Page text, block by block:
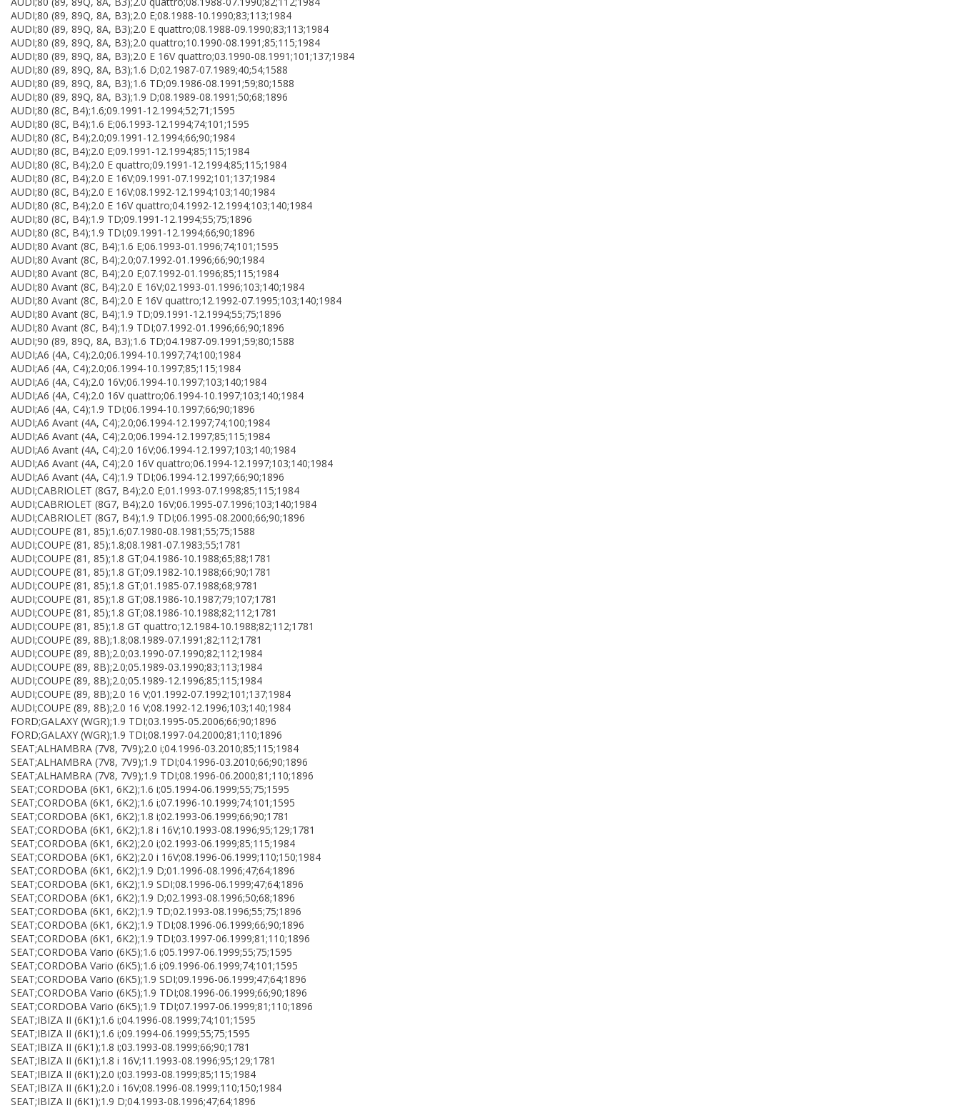
AUDI;80 (89, 89Q, 8A, B3);2.0 E;08.1988-10.1990;83;113;1984
AUDI;80 (89, 89Q, 8A, B3);2.0 E quattro;08.1988-09.1990;83;113;1984
AUDI;80 (89, 89Q, 8A, B3);2.0 quattro;10.1990-08.1991;85;115;1984
AUDI;80 (89, 89Q, 8A, B3);2.0 E 16V quattro;03.1990-08.1991;101;137;1984
AUDI;80 (89, 89Q, 8A, B3);1.6 D;02.1987-07.1989;40;54;1588
AUDI;80 (89, 89Q, 8A, B3);1.6 TD;09.1986-08.1991;59;80;1588
AUDI;80 (89, 89Q, 8A, B3);1.9 D;08.1989-08.1991;50;68;1896
AUDI;80 (8C, B4);1.6;09.1991-12.1994;52;71;1595
AUDI;80 (8C, B4);1.6 E;06.1993-12.1994;74;101;1595
AUDI;80 (8C, B4);2.0;09.1991-12.1994;66;90;1984
AUDI;80 (8C, B4);2.0 E;09.1991-12.1994;85;115;1984
AUDI;80 (8C, B4);2.0 E quattro;09.1991-12.1994;85;115;1984
AUDI;80 (8C, B4);2.0 E 16V;09.1991-07.1992;101;137;1984
AUDI;80 (8C, B4);2.0 E 16V;08.1992-12.1994;103;140;1984
AUDI;80 (8C, B4);2.0 E 16V quattro;04.1992-12.1994;103;140;1984
AUDI;80 (8C, B4);1.9 TD;09.1991-12.1994;55;75;1896
AUDI;80 (8C, B4);1.9 TDI;09.1991-12.1994;66;90;1896
AUDI;80 Avant (8C, B4);1.6 E;06.1993-01.1996;74;101;1595
AUDI;80 Avant (8C, B4);2.0;07.1992-01.1996;66;90;1984
AUDI;80 Avant (8C, B4);2.0 E;07.1992-01.1996;85;115;1984
AUDI;80 Avant (8C, B4);2.0 E 16V;02.1993-01.1996;103;140;1984
AUDI;80 Avant (8C, B4);2.0 E 16V quattro;12.1992-07.1995;103;140;1984
AUDI;80 Avant (8C, B4);1.9 TD;09.1991-12.1994;55;75;1896
AUDI;80 Avant (8C, B4);1.9 TDI;07.1992-01.1996;66;90;1896
AUDI;90 (89, 89Q, 8A, B3);1.6 TD;04.1987-09.1991;59;80;1588
AUDI;A6 (4A, C4);2.0;06.1994-10.1997;74;100;1984
AUDI;A6 (4A, C4);2.0;06.1994-10.1997;85;115;1984
AUDI;A6 (4A, C4);2.0 16V;06.1994-10.1997;103;140;1984
AUDI;A6 (4A, C4);2.0 16V quattro;06.1994-10.1997;103;140;1984
AUDI;A6 (4A, C4);1.9 TDI;06.1994-10.1997;66;90;1896
AUDI;A6 Avant (4A, C4);2.0;06.1994-12.1997;74;100;1984
AUDI;A6 Avant (4A, C4);2.0;06.1994-12.1997;85;115;1984
AUDI;A6 Avant (4A, C4);2.0 16V;06.1994-12.1997;103;140;1984
AUDI;A6 Avant (4A, C4);2.0 16V quattro;06.1994-12.1997;103;140;1984
AUDI;A6 Avant (4A, C4);1.9 TDI;06.1994-12.1997;66;90;1896
AUDI;CABRIOLET (8G7, B4);2.0 E;01.1993-07.1998;85;115;1984
AUDI;CABRIOLET (8G7, B4);2.0 16V;06.1995-07.1996;103;140;1984
AUDI;CABRIOLET (8G7, B4);1.9 TDI;06.1995-08.2000;66;90;1896
AUDI;COUPE (81, 85);1.6;07.1980-08.1981;55;75;1588
AUDI;COUPE (81, 85);1.8;08.1981-07.1983;55;1781
AUDI;COUPE (81, 85);1.8 GT;04.1986-10.1988;65;88;1781
AUDI;COUPE (81, 85);1.8 GT;09.1982-10.1988;66;90;1781
AUDI;COUPE (81, 85);1.8 GT;01.1985-07.1988;68;9781
AUDI;COUPE (81, 85);1.8 GT;08.1986-10.1987;79;107;1781
AUDI;COUPE (81, 85);1.8 GT;08.1986-10.1988;82;112;1781
AUDI;COUPE (81, 85);1.8 GT quattro;12.1984-10.1988;82;112;1781
AUDI;COUPE (89, 8B);1.8;08.1989-07.1991;82;112;1781
AUDI;COUPE (89, 8B);2.0;03.1990-07.1990;82;112;1984
AUDI;COUPE (89, 8B);2.0;05.1989-03.1990;83;113;1984
AUDI;COUPE (89, 8B);2.0;05.1989-12.1996;85;115;1984
AUDI;COUPE (89, 8B);2.0 16 V;01.1992-07.1992;101;137;1984
AUDI;COUPE (89, 8B);2.0 16 V;08.1992-12.1996;103;140;1984
FORD;GALAXY (WGR);1.9 TDI;03.1995-05.2006;66;90;1896
FORD;GALAXY (WGR);1.9 TDI;08.1997-04.2000;81;110;1896
SEAT;ALHAMBRA (7V8, 7V9);2.0 i;04.1996-03.2010;85;115;1984
SEAT;ALHAMBRA (7V8, 7V9);1.9 TDI;04.1996-03.2010;66;90;1896
SEAT;ALHAMBRA (7V8, 7V9);1.9 TDI;08.1996-06.2000;81;110;1896
SEAT;CORDOBA (6K1, 6K2);1.6 i;05.1994-06.1999;55;75;1595
SEAT;CORDOBA (6K1, 6K2);1.6 i;07.1996-10.1999;74;101;1595
SEAT;CORDOBA (6K1, 6K2);1.8 i;02.1993-06.1999;66;90;1781
SEAT;CORDOBA (6K1, 6K2);1.8 i 16V;10.1993-08.1996;95;129;1781
SEAT;CORDOBA (6K1, 6K2);2.0 i;02.1993-06.1999;85;115;1984
SEAT;CORDOBA (6K1, 6K2);2.0 i 16V;08.1996-06.1999;110;150;1984
SEAT;CORDOBA (6K1, 6K2);1.9 D;01.1996-08.1996;47;64;1896
SEAT;CORDOBA (6K1, 6K2);1.9 SDI;08.1996-06.1999;47;64;1896
SEAT;CORDOBA (6K1, 6K2);1.9 D;02.1993-08.1996;50;68;1896
SEAT;CORDOBA (6K1, 6K2);1.9 TD;02.1993-08.1996;55;75;1896
SEAT;CORDOBA (6K1, 6K2);1.9 TDI;08.1996-06.1999;66;90;1896
SEAT;CORDOBA (6K1, 6K2);1.9 TDI;03.1997-06.1999;81;110;1896
SEAT;CORDOBA Vario (6K5);1.6 i;05.1997-06.1999;55;75;1595
SEAT;CORDOBA Vario (6K5);1.6 i;09.1996-06.1999;74;101;1595
SEAT;CORDOBA Vario (6K5);1.9 SDI;09.1996-06.1999;47;64;1896
SEAT;CORDOBA Vario (6K5);1.9 TDI;08.1996-06.1999;66;90;1896
SEAT;CORDOBA Vario (6K5);1.9 TDI;07.1997-06.1999;81;110;1896
SEAT;IBIZA II (6K1);1.6 i;04.1996-08.1999;74;101;1595
SEAT;IBIZA II (6K1);1.6 i;09.1994-06.1999;55;75;1595
SEAT;IBIZA II (6K1);1.8 i;03.1993-08.1999;66;90;1781
SEAT;IBIZA II (6K1);1.8 i 16V;11.1993-08.1996;95;129;1781
SEAT;IBIZA II (6K1);2.0 i;03.1993-08.1999;85;115;1984
SEAT;IBIZA II (6K1);2.0 i 16V;08.1996-08.1999;110;150;1984
SEAT;IBIZA II (6K1);1.9 D;04.1993-08.1996;47;64;1896